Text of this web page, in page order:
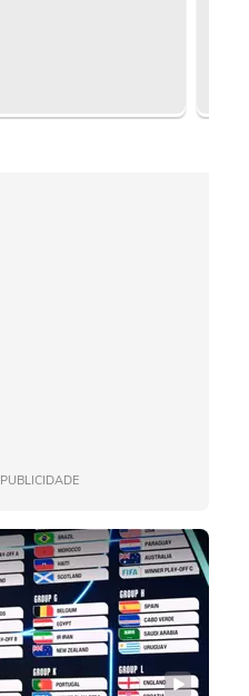
PUBLICIDADE